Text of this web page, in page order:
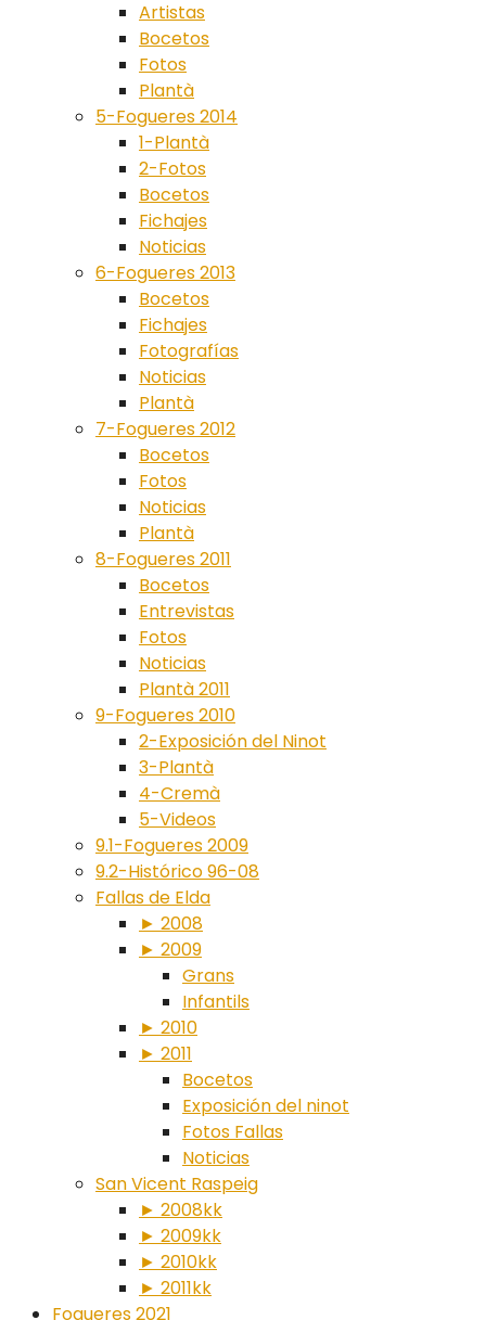
Artistas
Bocetos
Fotos
Plantà
5-Fogueres 2014
1-Plantà
2-Fotos
Bocetos
Fichajes
Noticias
6-Fogueres 2013
Bocetos
Fichajes
Fotografías
Noticias
Plantà
7-Fogueres 2012
Bocetos
Fotos
Noticias
Plantà
8-Fogueres 2011
Bocetos
Entrevistas
Fotos
Noticias
Plantà 2011
9-Fogueres 2010
2-Exposición del Ninot
3-Plantà
4-Cremà
5-Videos
9.1-Fogueres 2009
9.2-Histórico 96-08
Fallas de Elda
► 2008
► 2009
Grans
Infantils
► 2010
► 2011
Bocetos
Exposición del ninot
Fotos Fallas
Noticias
San Vicent Raspeig
► 2008kk
► 2009kk
► 2010kk
► 2011kk
Fogueres 2021